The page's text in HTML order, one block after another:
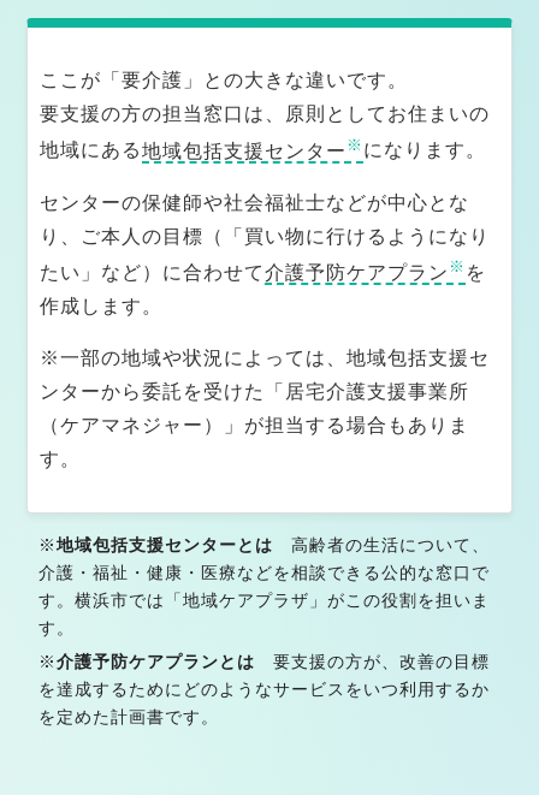
ケアマネ記録編｜記録が支援を守る理由
医療・介護を志すあなたへ｜人の暮らしに希望をつなぐ
仕事
横浜市のケアマネジャー・介護相談 対応エリ
ア一覧
保土ヶ谷区の地域別介護・生活支援情報
横浜市中区でケアマネジャーをお探しの方へ
保土ヶ谷区内の医療機関
横浜市西区内の医療機関
横浜市中区内の医療機関
ここが「要介護」との大きな違いです。
要支援の方の担当窓口は、原則としてお住まいの
地域にある地域包括支援センター ※ になります。
センターの保健師や社会福祉士などが中心とな
り、ご本人の目標（「買い物に行けるようになり
たい」など）に合わせて介護予防ケアプラン ※ を
作成します。
※一部の地域や状況によっては、地域包括支援セ
ンターから委託を受けた「居宅介護支援事業所
（ケアマネジャー）」が担当する場合もありま
す。
※ 地域包括支援センターとは 高齢者の生活について、
介護・福祉・健康・医療などを相談できる公的な窓口で
す。横浜市では「地域ケアプラザ」がこの役割を担いま
す。
※ 介護予防ケアプランとは 要支援の方が、改善の目標
を達成するためにどのようなサービスをいつ利用するか
を定めた計画書です。